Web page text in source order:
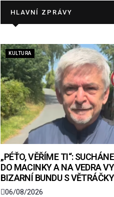
HLAVNÍ ZPRÁVY
KULTURA
„PÉŤO, VĚŘÍME TI“:
DO MACINKY A NA VEDRA
BIZARNÍ BUNDU S VĚTRÁČKY
06/08/2026